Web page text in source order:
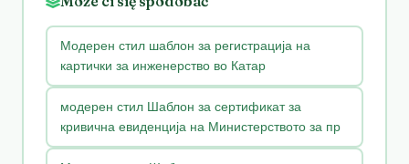
Модерен стил шаблон за регистрација на
картички за инженерство во Катар
модерен стил Шаблон за сертификат за
кривична евиденција на Министерството за пр